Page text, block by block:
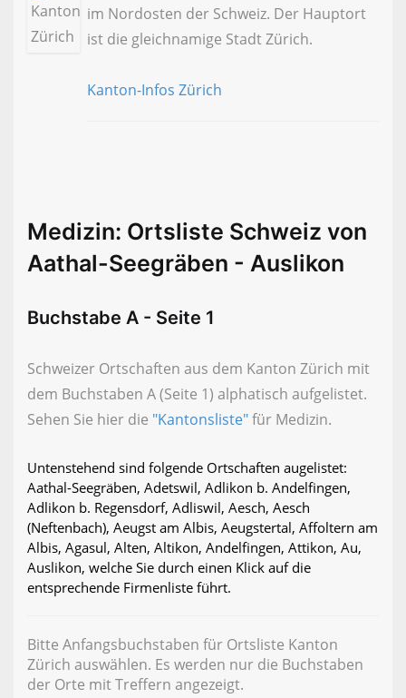
im Nordosten der Schweiz. Der Hauptort
ist die gleichnamige Stadt Zürich.
Kanton-Infos Zürich
Medizin: Ortsliste Schweiz von
Aathal-Seegräben - Auslikon
Buchstabe A - Seite 1
Schweizer Ortschaften aus dem Kanton Zürich mit
dem Buchstaben A (Seite 1) alphatisch aufgelistet.
Sehen Sie hier die "Kantonsliste"für Medizin.
Untenstehend sind folgende Ortschaften augelistet:
Aathal-Seegräben, Adetswil, Adlikon b. Andelfingen,
Adlikon b. Regensdorf, Adliswil, Aesch, Aesch
(Neftenbach), Aeugst am Albis, Aeugstertal, Affoltern am
Albis, Agasul, Alten, Altikon, Andelfingen, Attikon, Au,
Auslikon, welche Sie durch einen Klick auf die
entsprechende Firmenliste führt.
Bitte Anfangsbuchstaben für Ortsliste Kanton
Zürich auswählen. Es werden nur die Buchstaben
der Orte mit Treffern angezeigt.